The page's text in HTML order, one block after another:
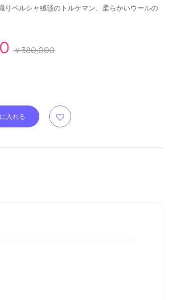
りペルシャ絨毯のトルケマン、柔らかいウールの
￥380,000